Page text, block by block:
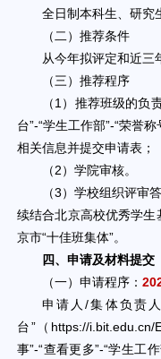
全日制本科生、研究
（二）推荐条件
从今年拟评定和近三
（三）推荐程序
（1）推荐班级的负
台”-“学生工作部”-“荣誉
相关信息并提交申请表；
（2）学院审核。
（3）学校组织评审
续结合北京高校优秀学
京市“十佳班集体”。
四、申请及材料提交
（一）申请程序：
申请人/集体负责
台”（https://
事”-“查看更多”-“学生工